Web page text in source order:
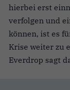
hierbei erst
verfolgen und
können, ist es
Krise weiter zu
Everdrop sagt